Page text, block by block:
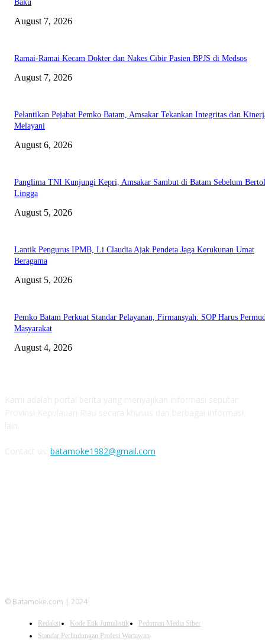
Baku
August 7, 2026
Ramai-Ramai Kecam Dokter dan Nakes Cibir Pasien BPJS di Medsos
August 7, 2026
Pelantikan Pejabat Pemko Batam, Amsakar Tekankan Integritas dan
Melayani
August 6, 2026
Panglima TNI Kunjungi Kepri, Amsakar Sambut di Batam Sebelum
Lingga
August 5, 2026
Lantik Pengurus IPMB, Li Claudia Ajak Pendeta Jaga Kerukunan Umat
Beragama
August 5, 2026
Pemko Batam Perkuat Standar Pelayanan, Firmansyah: SOP Harus
Masyarakat
August 4, 2026
batamoke1982@gmail.com
© Batamoke.com | 2024
Redaksi Kode Etik Jurnalistik
Pedoman Media Siber
Standar Perlindungan Profesi Wartawan